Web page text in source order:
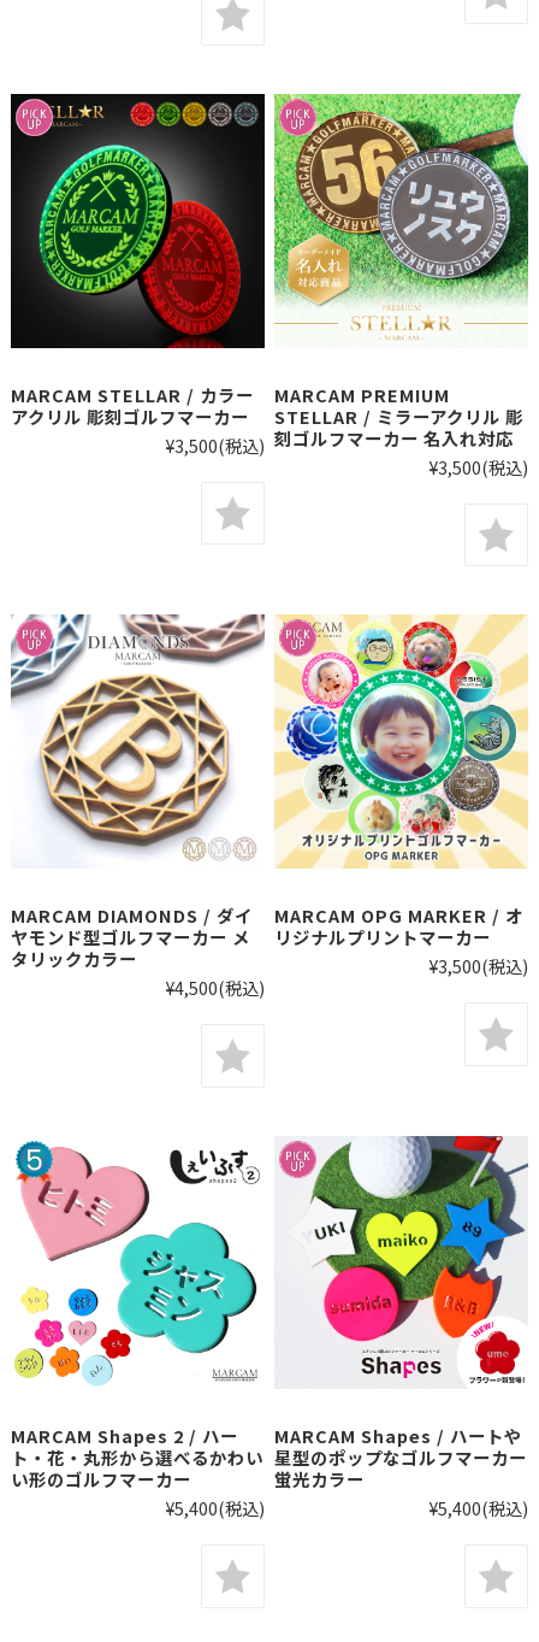
MARCAM STELLAR / カラー
アクリル 彫刻ゴルフマーカー
¥3,500(税込)
MARCAM PREMIUM
STELLAR / ミラーアクリル 彫
刻ゴルフマーカー 名入れ対応
¥3,500(税込)
MARCAM DIAMONDS / ダイ
ヤモンド型ゴルフマーカー メ
タリックカラー
¥4,500(税込)
MARCAM OPG MARKER / オ
リジナルプリントマーカー
¥3,500(税込)
MARCAM Shapes 2 / ハー
ト・花・丸形から選べるかわい
い形のゴルフマーカー
¥5,400(税込)
MARCAM Shapes / ハートや
星型のポップなゴルフマーカー
蛍光カラー
¥5,400(税込)